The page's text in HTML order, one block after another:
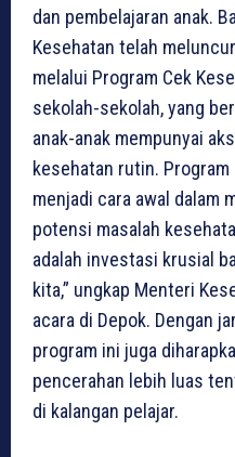
dan pembelajaran anak.
Kesehatan telah
melalui Program Cek
sekolah-sekolah, yang
anak-anak mempunyai
kesehatan rutin.
menjadi cara awal dalam
potensi masalah
adalah investasi krusial
kita,” ungkap Menteri
acara di Depok. Dengan
program ini juga
pencerahan lebih luas
di kalangan pelajar.